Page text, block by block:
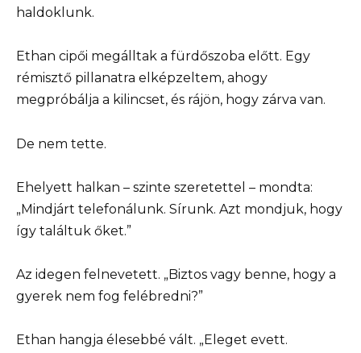
haldoklunk.
Ethan cipői megálltak a fürdőszoba előtt. Egy
rémisztő pillanatra elképzeltem, ahogy
megpróbálja a kilincset, és rájön, hogy zárva van.
De nem tette.
Ehelyett halkan – szinte szeretettel – mondta:
„Mindjárt telefonálunk. Sírunk. Azt mondjuk, hogy
így találtuk őket.”
Az idegen felnevetett. „Biztos vagy benne, hogy a
gyerek nem fog felébredni?”
Ethan hangja élesebbé vált. „Eleget evett.